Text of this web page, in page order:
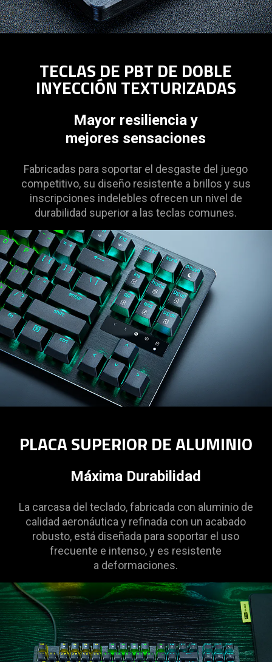
TECLAS DE PBT DE DOBLE
INYECCIÓN TEXTURIZADAS
Mayor resiliencia y
mejores sensaciones
Fabricadas para soportar el desgaste del juego
competitivo, su diseño resistente a brillos y sus
inscripciones indelebles ofrecen un nivel de
durabilidad superior a las teclas comunes.
PLACA SUPERIOR DE ALUMINIO
Máxima Durabilidad
La carcasa del teclado, fabricada con aluminio de
calidad aeronáutica y refinada con un acabado
robusto, está diseñada para soportar el uso
frecuente e intenso, y es resistente
a deformaciones.